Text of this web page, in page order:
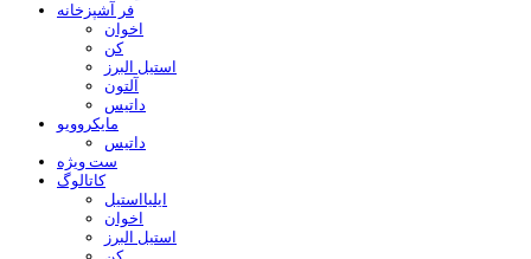
فر آشپزخانه
اخوان
کن
استیل البرز
آلتون
داتیس
مایکروویو
داتیس
ست ویژه
کاتالوگ
ایلیااستیل
اخوان
استیل البرز